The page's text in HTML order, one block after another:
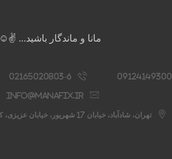
مانا و ماندگار باشید... ✌️☺️
09124149300
02165020803-6
info@manafix.ir
تهران، شادآباد، خیابان 17 شهریور، خیابان عزیزی، کوچه آستانه، پلاک 76